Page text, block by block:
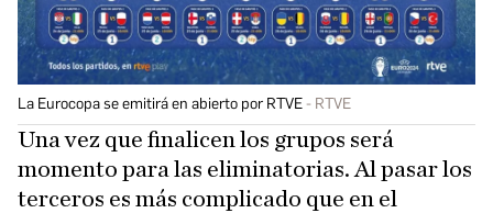
La Eurocopa se emitirá en abierto por RTVE RTVE
Una vez que finalicen los grupos será
momento para las eliminatorias. Al pasar los
terceros es más complicado que en el